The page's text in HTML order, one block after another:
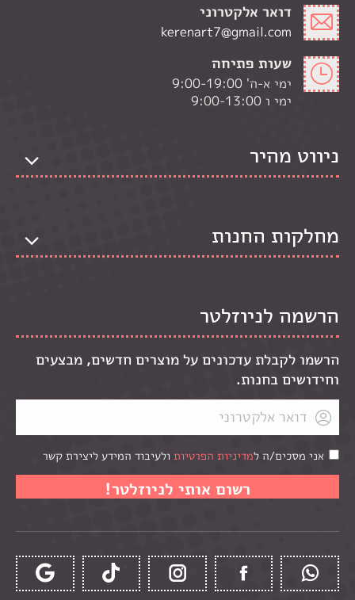
דואר אלקטרוני
kerenart7@gmail.com
שעות פתיחה
ימי א-ה' 9:00-19:00
ימי ו 9:00-13:00
ניווט מהיר
מחלקות החנות
הרשמה לניוזלטר
הרשמו לקבלת עדכונים על מוצרים חדשים, מבצעים
וחידושים בחנות.
אני מסכים/ה למדיניות הפרטיות ולעיבוד המידע ליצירת קשר